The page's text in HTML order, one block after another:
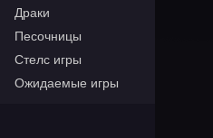
Драки
Песочницы
Стелс игры
Ожидаемые игры